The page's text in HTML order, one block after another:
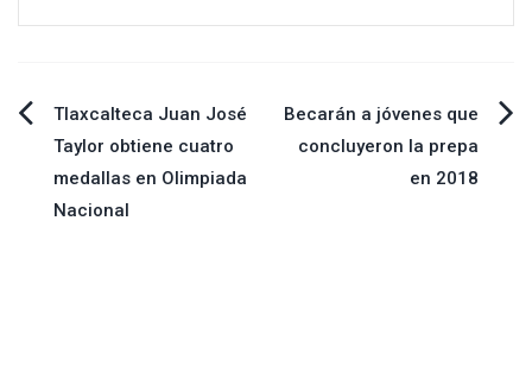
Navegación
de
entradas
Tlaxcalteca Juan José
Taylor obtiene cuatro
medallas en Olimpiada
Nacional
Becarán a jóvenes que
concluyeron la prepa
en 2018